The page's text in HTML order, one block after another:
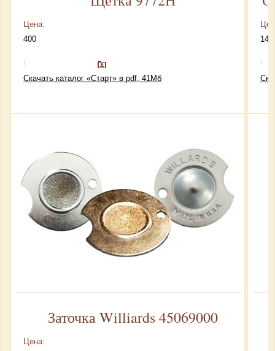
Цена:
400
:
Скачать каталог «Старт» в pdf, 41Мб
:
Заточка Williards 45069000
Цена: